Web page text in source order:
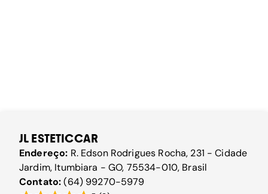
JL ESTETICCAR
Endereço: R. Edson Rodrigues Rocha, 231 - Cidade
Jardim, Itumbiara - GO, 75534-010, Brasil
Contato:(64) 99270-5979